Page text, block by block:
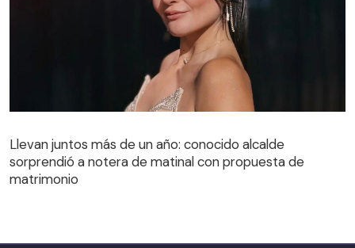
Llevan juntos más de un año: conocido alcalde
sorprendió a notera de matinal con propuesta de
matrimonio